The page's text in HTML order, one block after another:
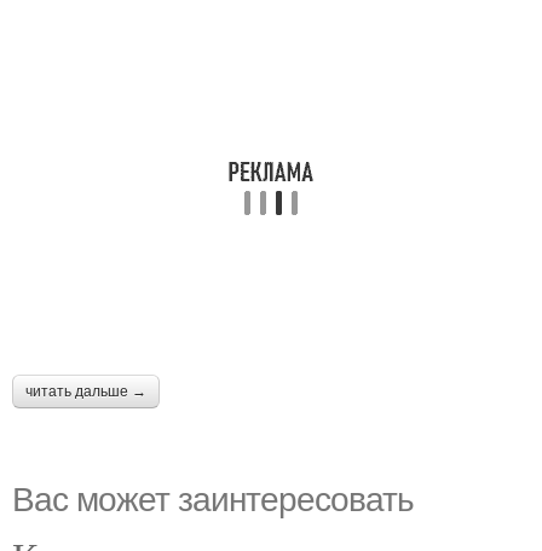
читать дальше →
Вас может заинтересовать